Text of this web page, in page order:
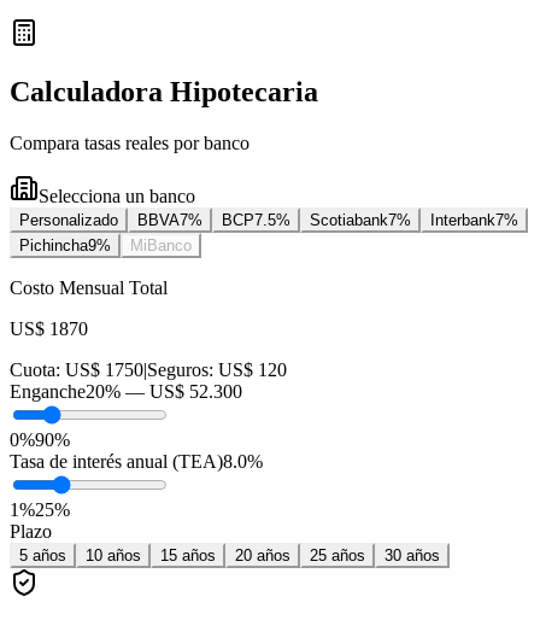
Calculadora Hipotecaria
Compara tasas reales por banco
Selecciona un banco
Personalizado BBVA7% BCP7.5% Scotiabank7% Interbank7%
Pichincha9% MiBanco
Costo Mensual Total
US$ 1870
Cuota: US$ 1750|Seguros: US$ 120
Enganche20% — US$ 52.300
0%90%
Tasa de interés anual (TEA)8.0%
1%25%
Plazo
5 años 10 años 15 años 20 años 25 años 30 años